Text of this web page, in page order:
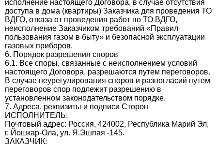
исполнение настоящего Договора, в случае отсутствия
доступа в дома (квартиры) Заказчика для проведения ТО
ВДГО, отказа от проведения работ по ТО ВДГО,
неисполнение Заказчиком требований «Правил
пользования газом в быту» и безопасной эксплуатации
газовых приборов.
6. Порядок разрешения споров
6.1. Все споры, связанные с неисполнением условий
настоящего Договора, разрешаются путем переговоров.
В случае неурегулирования споров и разногласий путем
переговоров спор подлежит разрешению в
установленном законодательством порядке.
7. Адреса, реквизиты и подписи Сторон
ИСПОЛНИТЕЛЬ:
Почтовый адрес: Россия, 424002, Республика Марий Эл,
г. Йошкар-Ола, ул. Я.Эшпая -145.
ЗАКАЗЧИК: